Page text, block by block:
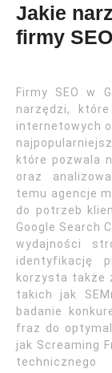
Jakie
firmy
Firmy SEO w
narzędzi,
internetowych
które pozwala
oraz
temu agencje
do potrzeb
Google Search
wydajności
identyfikację
korzysta także
takich jak
badanie
fraz do
jak Screaming